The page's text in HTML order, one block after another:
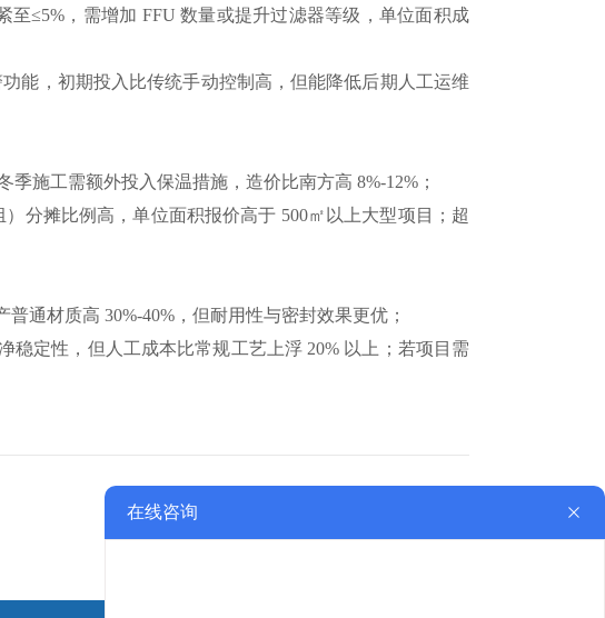
≤5%，需增加 FFU 数量或提升过滤器等级，单位面积成
能，初期投入比传统手动控制高，但能降低后期人工运维
施工需额外投入保温措施，造价比南方高 8%-12%；
分摊比例高，单位面积报价高于 500㎡以上大型项目；超
通材质高 30%-40%，但耐用性与密封效果更优；
定性，但人工成本比常规工艺上浮 20% 以上；若项目需